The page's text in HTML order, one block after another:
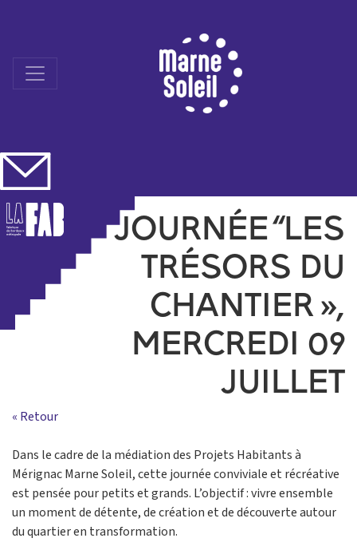
JOURNÉE “LES
TRÉSORS DU
CHANTIER »,
MERCREDI 09
JUILLET
« Retour
Dans le cadre de la médiation des Projets Habitants à
Mérignac Marne Soleil, cette journée conviviale et récréative
est pensée pour petits et grands. L’objectif : vivre ensemble
un moment de détente, de création et de découverte autour
du quartier en transformation.